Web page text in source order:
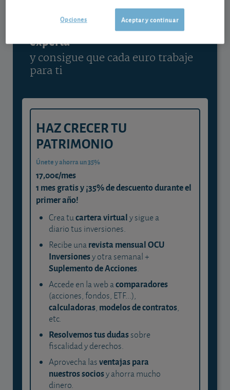
Gestiona tu dinero con visión
experta
y consigue que cada euro trabaje
para ti
HAZ CRECER TU
PATRIMONIO
Únete y ahorra un 35%
17,00€/mes
1 mes gratis y ¡35% de descuento durante el
primer año!
Crea tucartera virtualy sigue a
diario tus inversiones.
Recibe unarevista mensual OCU
Inversionesy otra semanal +
Suplemento de Acciones.
Accede en la web acomparadores
(acciones, fondos, ETF...),
calculadoras, modelos de contratos,
etc.
Resolvemos tus dudassobre
fiscalidad y derechos.
Aprovecha lasventajas para
nuestros sociosy ahorra mucho
dinero.
Aceptar y continuar
Opciones